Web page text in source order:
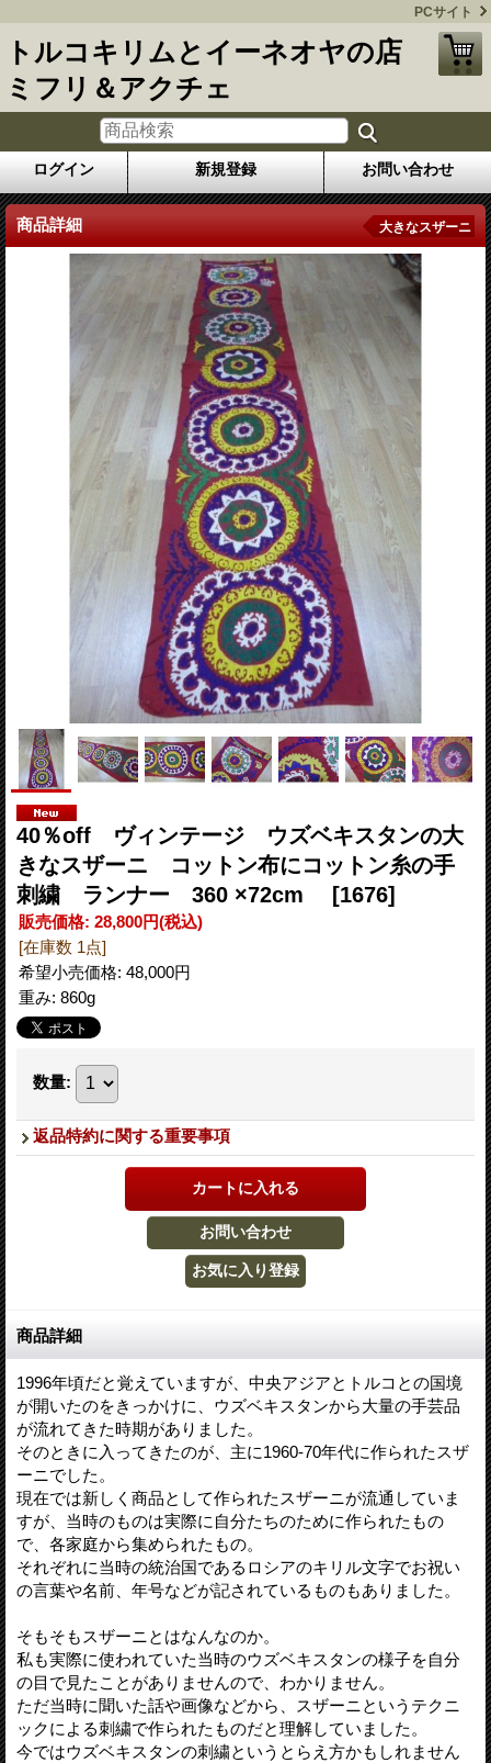
PCサイト
トルコキリムとイーネオヤの店
ミフリ＆アクチェ
ログイン 新規登録 お問い合わせ
商品詳細 大きなスザーニ
40％off ヴィンテージ ウズベキスタンの大
きなスザーニ コットン布にコットン糸の手
刺繍 ランナー 360 ×72cm [1676]
販売価格: 28,800円(税込)
[在庫数 1点]
希望小売価格: 48,000円
重み: 860g
数量:
返品特約に関する重要事項
商品詳細
1996年頃だと覚えていますが、中央アジアとトルコとの国境
が開いたのをきっかけに、ウズベキスタンから大量の手芸品
が流れてきた時期がありました。
そのときに入ってきたのが、主に1960-70年代に作られたスザ
ーニでした。
現在では新しく商品として作られたスザーニが流通していま
すが、当時のものは実際に自分たちのために作られたもの
で、各家庭から集められたもの。
それぞれに当時の統治国であるロシアのキリル文字でお祝い
の言葉や名前、年号などが記されているものもありました。
そもそもスザーニとはなんなのか。
私も実際に使われていた当時のウズベキスタンの様子を自分
の目で見たことがありませんので、わかりません。
ただ当時に聞いた話や画像などから、スザーニというテクニ
ックによる刺繍で作られたものだと理解していました。
今ではウズベキスタンの刺繍というとらえ方かもしれません